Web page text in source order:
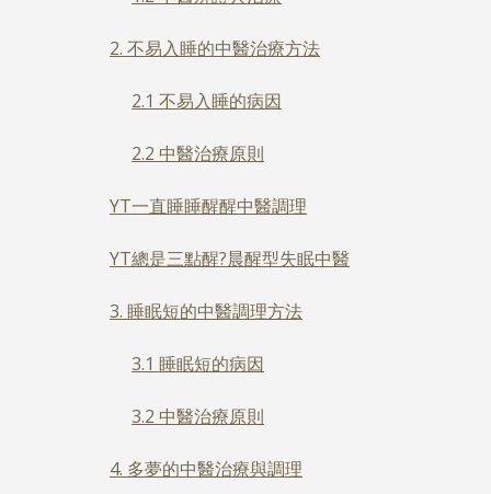
2. 不易入睡的中醫治療方法
2.1 不易入睡的病因
2.2 中醫治療原則
YT一直睡睡醒醒中醫調理
YT總是三點醒?晨醒型失眠中醫
3. 睡眠短的中醫調理方法
3.1 睡眠短的病因
3.2 中醫治療原則
4. 多夢的中醫治療與調理